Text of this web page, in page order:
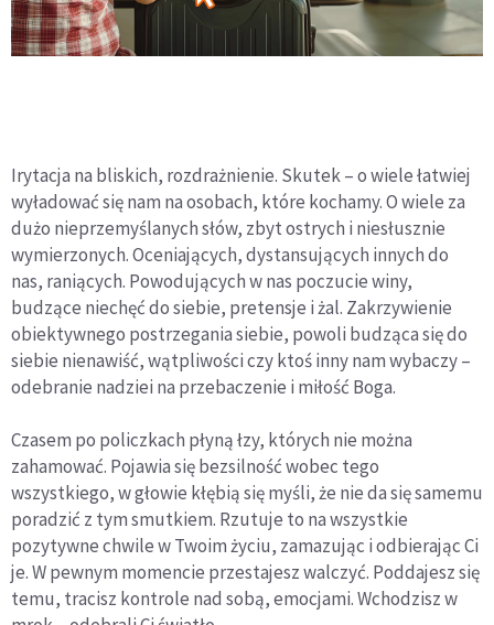
Irytacja na bliskich, rozdrażnienie. Skutek – o wiele łatwiej
wyładować się nam na osobach, które kochamy. O wiele za
dużo nieprzemyślanych słów, zbyt ostrych i niesłusznie
wymierzonych. Oceniających, dystansujących innych do
nas, raniących. Powodujących w nas poczucie winy,
budzące niechęć do siebie, pretensje i żal. Zakrzywienie
obiektywnego postrzegania siebie, powoli budząca się do
siebie nienawiść, wątpliwości czy ktoś inny nam wybaczy –
odebranie nadziei na przebaczenie i miłość Boga.
Czasem po policzkach płyną łzy, których nie można
zahamować. Pojawia się bezsilność wobec tego
wszystkiego, w głowie kłębią się myśli, że nie da się samemu
poradzić z tym smutkiem. Rzutuje to na wszystkie
pozytywne chwile w Twoim życiu, zamazując i odbierając Ci
je. W pewnym momencie przestajesz walczyć. Poddajesz się
temu, tracisz kontrole nad sobą, emocjami. Wchodzisz w